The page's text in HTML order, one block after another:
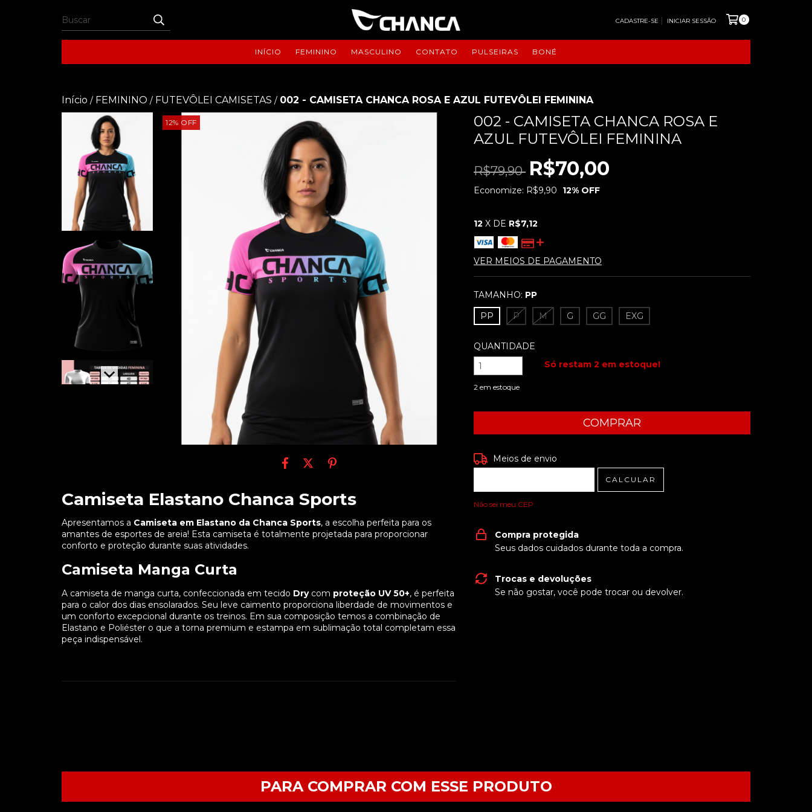
CADASTRE-SE INICIAR SESSÃO 0
INÍCIO FEMININO MASCULINO CONTATO PULSEIRAS BONÉ
Início / FEMININO / FUTEVÔLEI CAMISETAS / 002 - CAMISETA CHANCA ROSA E AZUL FUTEVÔLEI FEMININA
12% OFF
Camiseta Elastano Chanca Sports
Apresentamos a Camiseta em Elastano da Chanca Sports, a escolha perfeita para os
amantes de esportes de areia! Esta camiseta é totalmente projetada para proporcionar
conforto e proteção durante suas atividades.
Camiseta Manga Curta
A camiseta de manga curta, confeccionada em tecido Drycom proteção UV 50+, é perfeita
para o calor dos dias ensolarados. Seu leve caimento proporciona liberdade de movimentos e
um conforto excepcional durante os treinos. Em sua composição temos a combinação de
Elastano e Poliéster o que a torna premium e estampa em sublimação total completam essa
peça indispensável.
002 - CAMISETA CHANCA ROSA E
AZUL FUTEVÔLEI FEMININA
R$79,90 R$70,00
Economize: R$9,90 12% OFF
12 X DE R$7,12
VER MEIOS DE PAGAMENTO
TAMANHO: PP
PP
P M G GG EXG
QUANTIDADE
2 em estoque
Só restam2 em estoque!
Entregas para o CEP:
Meios de envio
CALCULAR
Não sei meu CEP
Compra protegida
Seus dados cuidados durante toda a compra.
Trocas e devoluções
Se não gostar, você pode trocar ou devolver.
PARA COMPRAR COM ESSE PRODUTO